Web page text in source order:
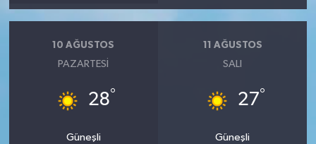
10 AĞUSTOS
PAZARTESI
28°
Güneşli
11 AĞUSTOS
SALI
27°
Güneşli